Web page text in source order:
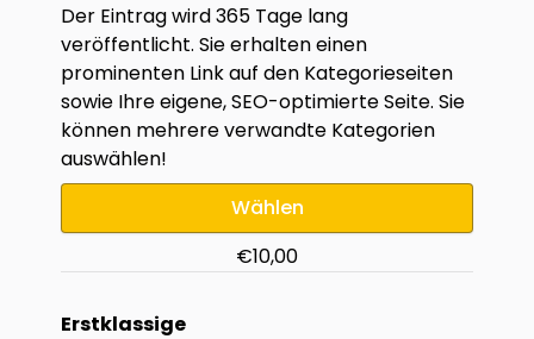
Der Eintrag wird 365 Tage lang
veröffentlicht. Sie erhalten einen
prominenten Link auf den Kategorieseiten
sowie Ihre eigene, SEO-optimierte Seite. Sie
können mehrere verwandte Kategorien
auswählen!
Wählen
€10,00
Erstklassige